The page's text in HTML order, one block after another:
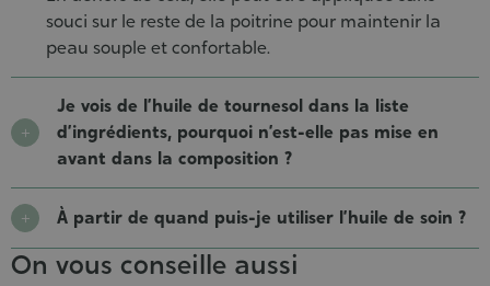
souci sur le reste de la poitrine pour maintenir la
peau souple et confortable.
Je vois de l’huile de tournesol dans la liste
d’ingrédients, pourquoi n’est-elle pas mise en
avant dans la composition ?
À partir de quand puis-je utiliser l’huile de soin ?
On vous conseille aussi